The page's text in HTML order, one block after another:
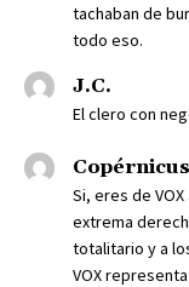
tachaban de
todo eso.
J.C.
El clero con
Copérnicus
Si, eres de
extrema
totalitario y a
VOX